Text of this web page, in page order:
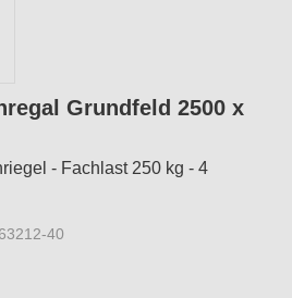
Grundfeld 2500 x
- Fachlast 250 kg - 4
40